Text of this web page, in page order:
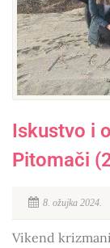
Iskustvo i
Pitomači
8. ožujka 2024.
Vikend